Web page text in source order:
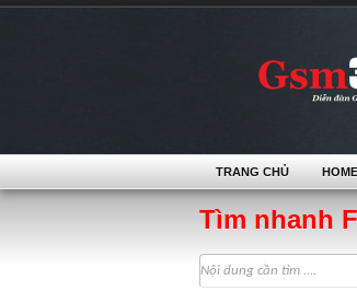
Tìm nhanh
TRANG CHỦ HOME